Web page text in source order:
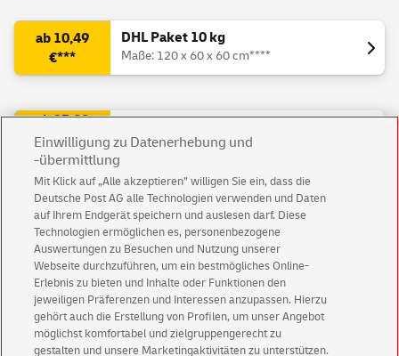
ab 10,49
€***
DHL Paket 10 kg
Maße: 120 x 60 x 60 cm****
ab 23,99
€***
inkl. USt.
Maße: 120 x 60 x 60 cm
*** Alle Preise sind Endpreise. Das Porto für Päckchen und Pakete bis 20 kg,
die nicht als Sperrgut gelten, ist nach UStG umsatzsteuerfrei. Alle übrigen
Preise enthalten die gesetzliche Umsatzsteuer.
**** max. Gurtmaß (= L + 2 x B + 2 x H) 300 cm
Einwilligung zu Datenerhebung und
-übermittlung
Mit Klick auf „Alle akzeptieren” willigen Sie ein, dass die
Deutsche Post AG alle Technologien verwenden und Daten
auf Ihrem Endgerät speichern und auslesen darf. Diese
Technologien ermöglichen es, personenbezogene
Auswertungen zu Besuchen und Nutzung unserer
Webseite durchzuführen, um ein bestmögliches Online-
Erlebnis zu bieten und Inhalte oder Funktionen den
jeweiligen Präferenzen und Interessen anzupassen. Hierzu
gehört auch die Erstellung von Profilen, um unser Angebot
möglichst komfortabel und zielgruppengerecht zu
gestalten und unsere Marketingaktivitäten zu unterstützen.